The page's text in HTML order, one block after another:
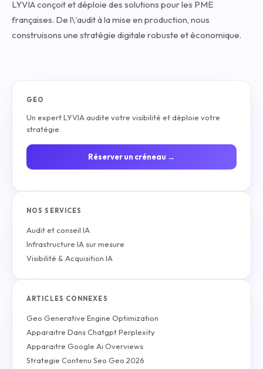
LYVIA conçoit et déploie des solutions pour les PME
françaises. De l\'audit à la mise en production, nous
construisons une stratégie digitale robuste et économique.
GEO
Un expert LYVIA audite votre visibilité et déploie votre
stratégie.
Réserver un créneau →
NOS SERVICES
Audit et conseil IA
Infrastructure IA sur mesure
Visibilité & Acquisition IA
ARTICLES CONNEXES
Geo Generative Engine Optimization
Apparaitre Dans Chatgpt Perplexity
Apparaitre Google Ai Overviews
Strategie Contenu Seo Geo 2026